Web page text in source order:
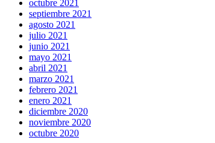
octubre 2021
septiembre 2021
agosto 2021
julio 2021
junio 2021
mayo 2021
abril 2021
marzo 2021
febrero 2021
enero 2021
diciembre 2020
noviembre 2020
octubre 2020